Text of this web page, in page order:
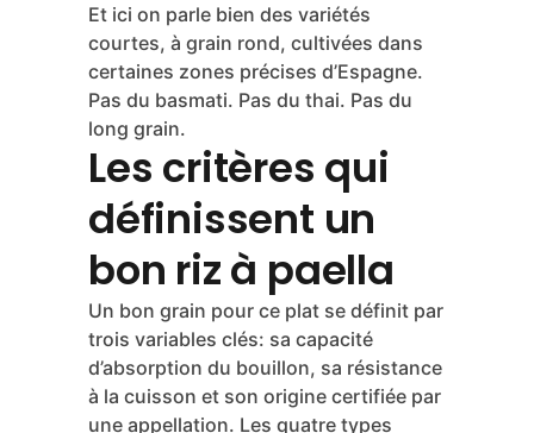
Et ici on parle bien des variétés
courtes, à grain rond, cultivées dans
certaines zones précises d’Espagne.
Pas du basmati. Pas du thai. Pas du
long grain.
Les critères qui
définissent un
bon riz à paella
Un bon grain pour ce plat se définit par
trois variables clés: sa capacité
d’absorption du bouillon, sa résistance
à la cuisson et son origine certifiée par
une appellation. Les quatre types